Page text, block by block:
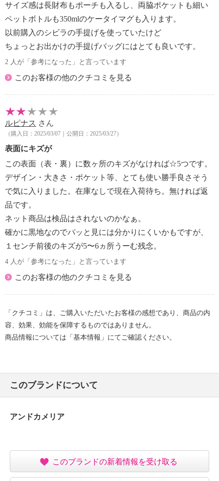
サイズ感は長財布もポーチも入るし、両脇ポケットも細い
ペットボトルも350mlのケータイマグも入ります。
以前購入のシビラの手提げを使っていたけど
ちょっとお出かけの手提げバッグにはとても良いです。
2 人が「参考になった」と言っています
このお客様の他のクチコミを見る
ルピナス さん
（購入日：2025/03/07｜公開日：2025/03/27）
表面にキズが
この表面（表・裏）に数ヶ所のキズがなければ☆5つです。
デザイン・大きさ・ポケット等、とても使い勝手良さそう
で気に入りました。在庫なしで現在入荷待ち。無ければ返
品です。
ネット商品は検品はされないのかなぁ。
確かに黒地なのでパッと見には分かりにくいかもですが、
１センチ前後のキズが5〜6ヵ所うーむ残念。
4 人が「参考になった」と言っています
このお客様の他のクチコミを見る
「クチコミ」は、ご購入いただいたお客様の感想であり、商品の内
容、効果、効能を保障するものではありません。
商品情報については「基本情報」にてご確認ください。
このブランドについて
アンドカメリア
このブランドの新着情報を受け取る